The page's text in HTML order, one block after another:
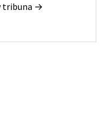
tribuna →